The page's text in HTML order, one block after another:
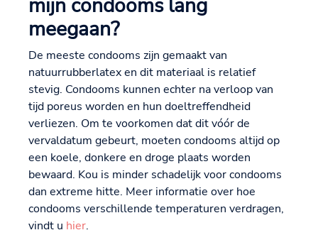
mijn condooms lang
meegaan?
De meeste condooms zijn gemaakt van
natuurrubberlatex en dit materiaal is relatief
stevig. Condooms kunnen echter na verloop van
tijd poreus worden en hun doeltreffendheid
verliezen. Om te voorkomen dat dit vóór de
vervaldatum gebeurt, moeten condooms altijd op
een koele, donkere en droge plaats worden
bewaard. Kou is minder schadelijk voor condooms
dan extreme hitte. Meer informatie over hoe
condooms verschillende temperaturen verdragen,
vindt u hier.